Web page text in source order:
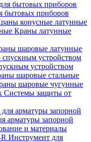
бытовых приборов
конусные латунные
Краны латунные
шаровые латунные
устройством
шаровые стальные
шаровые чугунные
Системы защиты от
арматуры запорной
и материалы
Инструмент для